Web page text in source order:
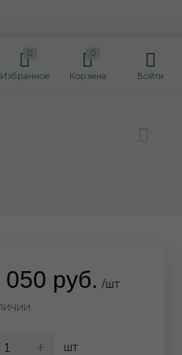
0
Избранное
0
Корзина Войти
050 руб. /шт
+ шт